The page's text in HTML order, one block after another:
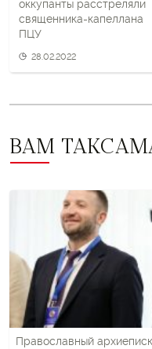
оккупанты расстреляли
священника-капеллана
ПЦУ
28.02.2022
ВАМ
Православный